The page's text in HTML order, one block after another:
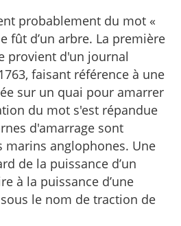
probablement du mot «
fût d’un arbre. La première
provient d'un journal
faisant référence à une
sur un quai pour amarrer
du mot s'est répandue
d'amarrage sont
marins anglophones. Une
de la puissance d’un
à la puissance d’une
le nom de traction de